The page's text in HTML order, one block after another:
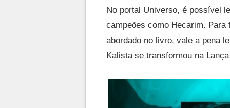
No portal Universo, é possível
campeões como Hecarim. Para
abordado no livro, vale a pena
Kalista se transformou na